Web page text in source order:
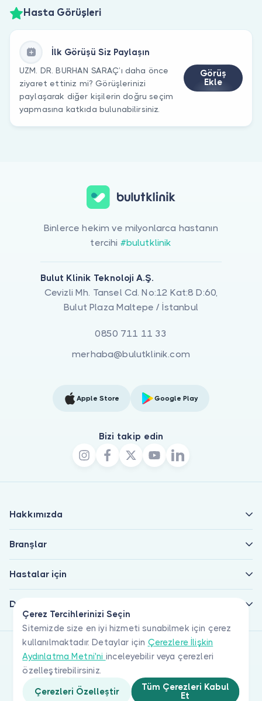
Hasta Görüşleri
İlk Görüşü Siz Paylaşın
UZM. DR. BURHAN SARAÇ’ı daha önce
ziyaret ettiniz mi? Görüşlerinizi
paylaşarak diğer kişilerin doğru seçim
yapmasına katkıda bulunabilirsiniz.
Görüş
Ekle
Çerez Tercihlerinizi Seçin
Sitemizde size en iyi hizmeti sunabilmek için çerez
kullanılmaktadır. Detaylar için Çerezlere İlişkin
Aydınlatma Metni'ni inceleyebilir veya çerezleri
özelleştirebilirsiniz.
Çerezleri Özelleştir
Tüm Çerezleri Kabul
Et
Binlerce hekim ve milyonlarca hastanın
tercihi #bulutklinik
Bulut Klinik Teknoloji A.Ş.
Cevizli Mh. Tansel Cd. No:12 Kat:8 D:60,
Bulut Plaza Maltepe / İstanbul
0850 711 11 33
merhaba@bulutklinik.com
Apple Store Google Play
Bizi takip edin
Hakkımızda
Branşlar
Hastalar için
Doktorlar için